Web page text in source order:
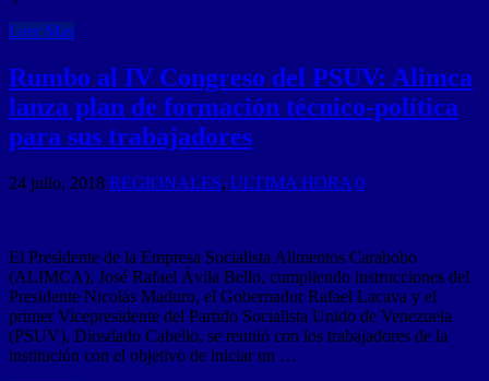
Leer Mas
Rumbo al IV Congreso del PSUV: Alimca
lanza plan de formación técnico-política
para sus trabajadores
24 julio, 2018 REGIONALES, ULTIMA HORA 0
El Presidente de la Empresa Socialista Alimentos Carabobo
(ALIMCA), José Rafael Ávila Bello, cumpliendo instrucciones del
Presidente Nicolás Maduro, el Gobernador Rafael Lacava y el
primer Vicepresidente del Partido Socialista Unido de Venezuela
(PSUV), Diosdado Cabello, se reunió con los trabajadores de la
institución con el objetivo de iniciar un …